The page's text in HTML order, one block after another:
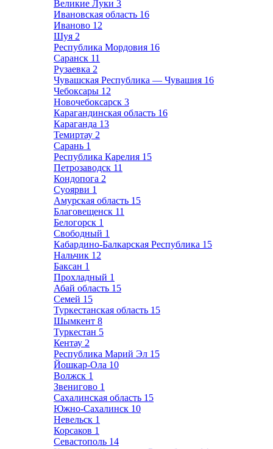
Великие Луки 3
Ивановская область 16
Иваново 12
Шуя 2
Республика Мордовия 16
Саранск 11
Рузаевка 2
Чувашская Республика — Чувашия 16
Чебоксары 12
Новочебоксарск 3
Карагандинская область 16
Караганда 13
Темиртау 2
Сарань 1
Республика Карелия 15
Петрозаводск 11
Кондопога 2
Суоярви 1
Амурская область 15
Благовещенск 11
Белогорск 1
Свободный 1
Кабардино-Балкарская Республика 15
Нальчик 12
Баксан 1
Прохладный 1
Абай область 15
Семей 15
Туркестанская область 15
Шымкент 8
Туркестан 5
Кентау 2
Республика Марий Эл 15
Йошкар-Ола 10
Волжск 1
Звенигово 1
Сахалинская область 15
Южно-Сахалинск 10
Невельск 1
Корсаков 1
Севастополь 14